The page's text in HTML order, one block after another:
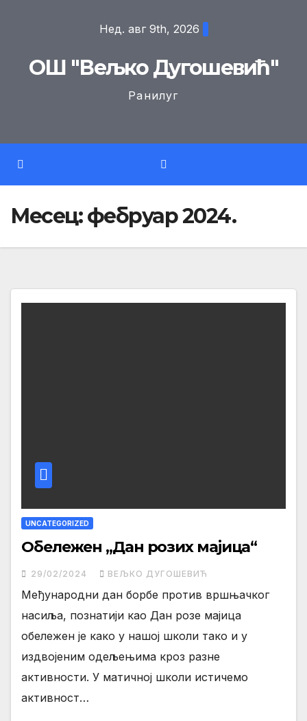
Нед. авг 9th, 2026
ОШ "Вељко Дугошевић"
Ранилуг
Месец:фебруар 2024.
UNCATEGORIZED
Обележен „Дан розих мајица“
29/02/2024 ВЕЉКО ДУГОШЕВИЋ
Међународни дан борбе против вршњачког
насиља, познатији као Дан розе мајица
обележен је како у нашој школи тако и у
издвојеним одељењима кроз разнe
активности. У матичној школи истичемо
активност…